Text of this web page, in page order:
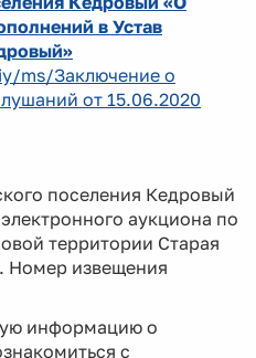
в Устав
ms/Заключение о
от 15.06.2020
поселения Кедровый
аукциона по
территории Старая
Номер извещения
информацию о
с